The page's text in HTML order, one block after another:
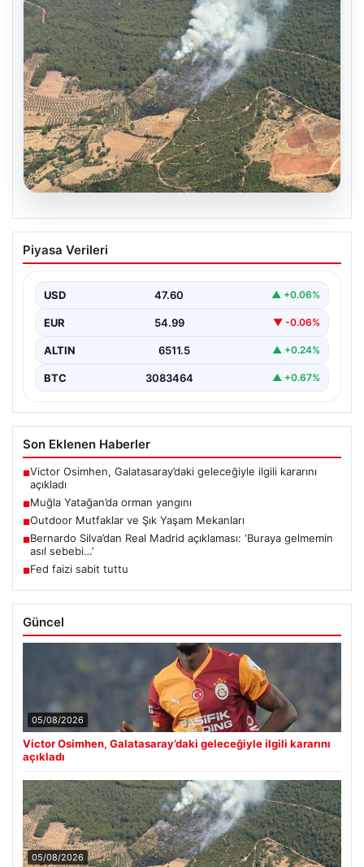
Muğla Yatağan’da orman yangını
{ "title": "Muğla Yatağan'da Orman Yangını Kontrol
Piyasa Verileri
USD 47.60 ▲ +0.06%
EUR 54.99 ▼ -0.06%
ALTIN 6511.5 ▲ +0.24%
BTC 3083464 ▲ +0.67%
Son Eklenen Haberler
■Victor Osimhen, Galatasaray’daki geleceğiyle ilgili kararını
açıkladı
■Muğla Yatağan’da orman yangını
■Outdoor Mutfaklar ve Şık Yaşam Mekanları
■Bernardo Silva’dan Real Madrid açıklaması: ‘Buraya gelmemin
asıl sebebi…’
■Fed faizi sabit tuttu
Güncel
05/08/2026
Victor Osimhen, Galatasaray’daki geleceğiyle ilgili kararını
açıkladı
05/08/2026